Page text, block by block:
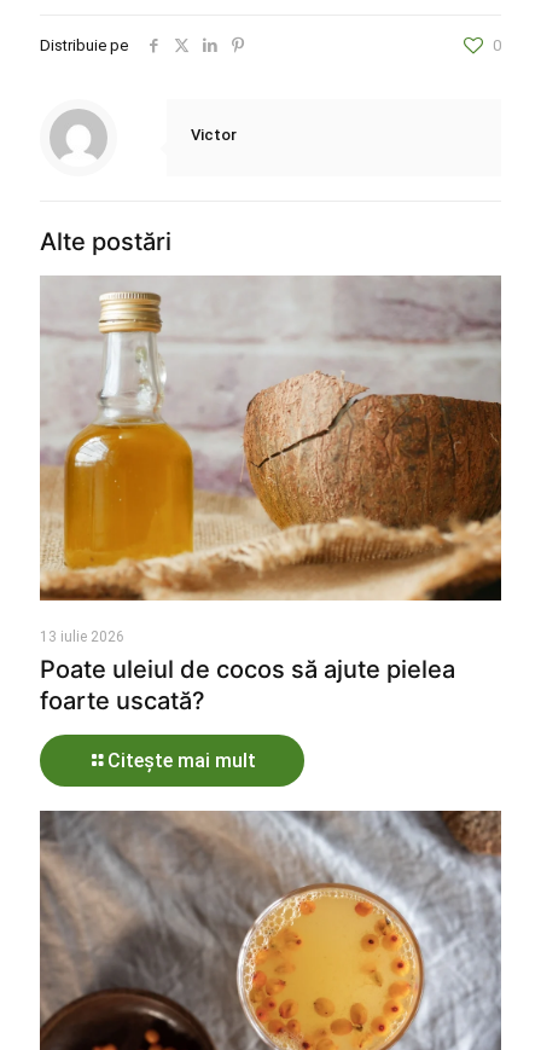
Distribuie pe 0
Victor
Alte postări
13 iulie 2026
Poate uleiul de cocos să ajute pielea
foarte uscată?
Citește mai mult